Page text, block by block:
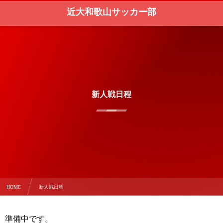
近大和歌山サッカー部
新人戦日程
HOME 新人戦日程
準備中です。